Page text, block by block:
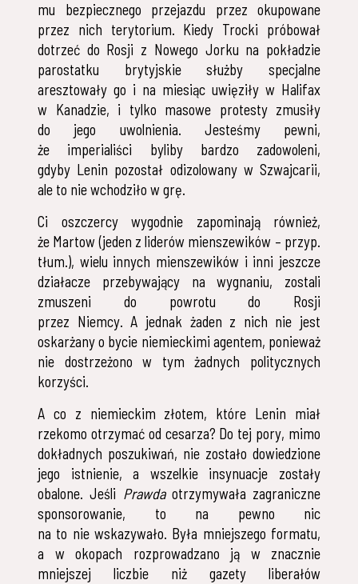
mu bezpiecznego przejazdu przez okupowane
przez nich terytorium. Kiedy Trocki próbował
dotrzeć do Rosji z Nowego Jorku na pokładzie
parostatku brytyjskie służby specjalne
aresztowały go i na miesiąc uwięziły w Halifax
w Kanadzie, i tylko masowe protesty zmusiły
do jego uwolnienia. Jesteśmy pewni,
że imperialiści byliby bardzo zadowoleni,
gdyby Lenin pozostał odizolowany w Szwajcarii,
ale to nie wchodziło w grę.
Ci oszczercy wygodnie zapominają również,
że Martow (jeden z liderów mienszewików – przyp.
tłum.), wielu innych mienszewików i inni jeszcze
działacze przebywający na wygnaniu, zostali
zmuszeni do powrotu do Rosji
przez Niemcy. A jednak żaden z nich nie jest
oskarżany o bycie niemieckimi agentem, ponieważ
nie dostrzeżono w tym żadnych politycznych
korzyści.
A co z niemieckim złotem, które Lenin miał
rzekomo otrzymać od cesarza? Do tej pory, mimo
dokładnych poszukiwań, nie zostało dowiedzione
jego istnienie, a wszelkie insynuacje zostały
obalone. Jeśli Prawdaotrzymywała zagraniczne
sponsorowanie, to na pewno nic
na to nie wskazywało. Była mniejszego formatu,
a w okopach rozprowadzano ją w znacznie
mniejszej liczbie niż gazety liberałów